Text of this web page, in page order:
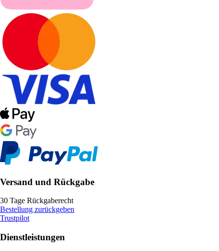
Versand und Rückgabe
30 Tage Rückgaberecht
Bestellung zurückgeben
Trustpilot
Dienstleistungen